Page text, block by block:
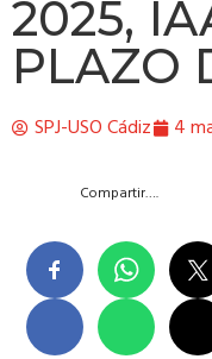
2025,
PLAZO
SPJ-USO Cádiz 4
Compartir….